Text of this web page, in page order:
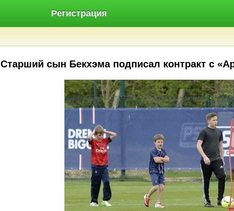
Регистрация
Старший сын Бекхэма подписал контракт с